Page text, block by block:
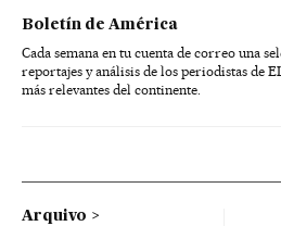
Boletín de América
Cada semana en tu cuenta de correo una
reportajes y análisis de los periodistas de
más relevantes del continente.
Arquivo